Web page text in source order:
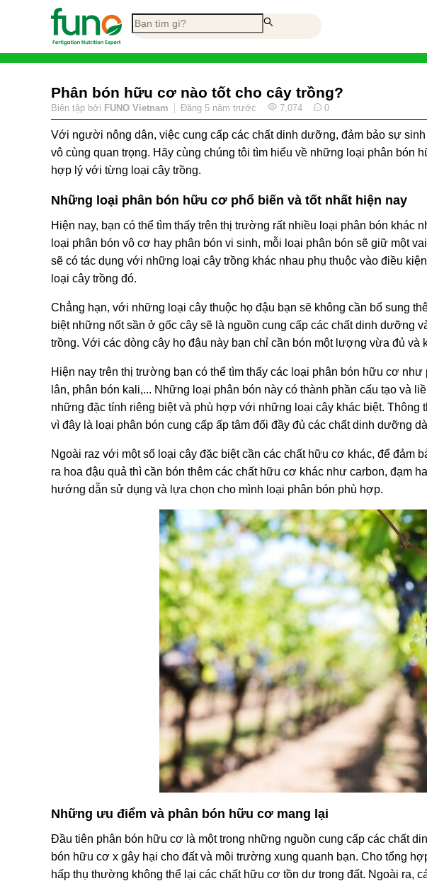
Phân bón hữu cơ nào tốt cho cây trồng?
Biên tập bởi FUNO Vietnam Đăng 5 năm trước 7,074 0
Với người nông dân, việc cung cấp các chất dinh dưỡng, đảm bảo sự
vô cùng quan trọng. Hãy cùng chúng tôi tìm hiểu về những loại phân bón
hợp lý với từng loại cây trồng.
Những loại phân bón hữu cơ phổ biến và tốt nhất hiện nay
Hiện nay, bạn có thể tìm thấy trên thị trường rất nhiều loại phân bón khác
loại phân bón vô cơ hay phân bón vi sinh, mỗi loại phân bón sẽ giữ một
sẽ có tác dụng với những loại cây trồng khác nhau phụ thuộc vào điều
loại cây trồng đó.
Chẳng hạn, với những loại cây thuộc họ đậu bạn sẽ không cần bổ sung
biệt những nốt sần ở gốc cây sẽ là nguồn cung cấp các chất dinh dưỡng
trồng. Với các dòng cây họ đậu này bạn chỉ cần bón một lượng vừa đủ
Hiện nay trên thị trường bạn có thể tìm thấy các loại phân bón hữu cơ
lân, phân bón kali,... Những loại phân bón này có thành phần cấu tạo và
những đặc tính riêng biệt và phù hợp với những loại cây khác biệt.
vì đây là loại phân bón cung cấp ấp tâm đối đầy đủ các chất dinh dưỡng
Ngoài raz với một số loại cây đặc biệt cần các chất hữu cơ khác, để đảm
ra hoa đậu quả thì cần bón thêm các chất hữu cơ khác như carbon, đạm
hướng dẫn sử dụng và lựa chọn cho mình loại phân bón phù hợp.
Những ưu điểm và phân bón hữu cơ mang lại
Đầu tiên phân bón hữu cơ là một trong những nguồn cung cấp các chất
bón hữu cơ x gây hại cho đất và môi trường xung quanh bạn. Cho tổng
hấp thụ thường không thể lại các chất hữu cơ tồn dư trong đất. Ngoài ra,